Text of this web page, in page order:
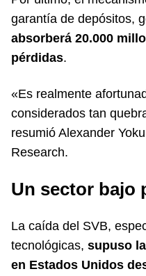
garantía de depósitos,
absorberá 20.000
pérdidas.
«Es realmente
considerados tan
resumió Alexander
Research.
Un sector bajo
La caída del SVB,
tecnológicas, supuso
en Estados Unidos